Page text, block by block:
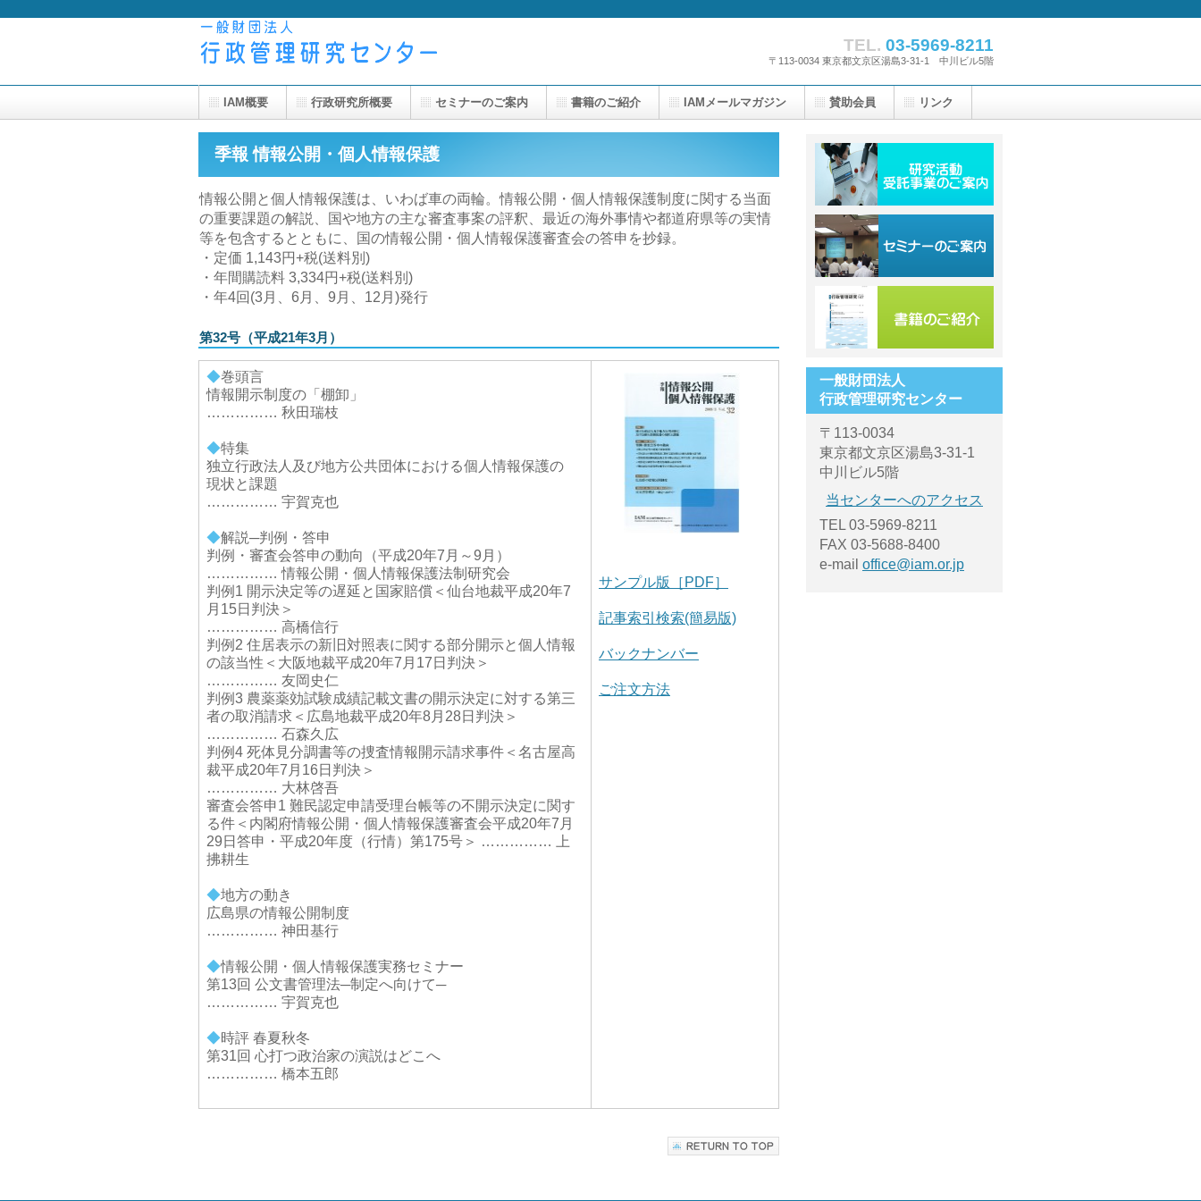
TEL. 03-5969-8211
〒113-0034 東京都文京区湯島3-31-1 中川ビル5階
季報 情報公開・個人情報保護
情報公開と個人情報保護は、いわば車の両輪。情報公開・個人情報保護制度に関する当面
の重要課題の解説、国や地方の主な審査事案の評釈、最近の海外事情や都道府県等の実情
等を包含するとともに、国の情報公開・個人情報保護審査会の答申を抄録。
・定価 1,143円+税(送料別)
・年間購読料 3,334円+税(送料別)
・年4回(3月、6月、9月、12月)発行
第32号（平成21年3月）
◆巻頭言
情報開示制度の「棚卸」
…………… 秋田瑞枝
◆特集
独立行政法人及び地方公共団体における個人情報保護の
現状と課題
…………… 宇賀克也
◆解説─判例・答申
判例・審査会答申の動向（平成20年7月～9月）
…………… 情報公開・個人情報保護法制研究会
判例1 開示決定等の遅延と国家賠償＜仙台地裁平成20年7
月15日判決＞
…………… 高橋信行
判例2 住居表示の新旧対照表に関する部分開示と個人情報
の該当性＜大阪地裁平成20年7月17日判決＞
…………… 友岡史仁
判例3 農薬薬効試験成績記載文書の開示決定に対する第三
者の取消請求＜広島地裁平成20年8月28日判決＞
…………… 石森久広
判例4 死体見分調書等の捜査情報開示請求事件＜名古屋高
裁平成20年7月16日判決＞
…………… 大林啓吾
審査会答申1 難民認定申請受理台帳等の不開示決定に関す
る件＜内閣府情報公開・個人情報保護審査会平成20年7月
29日答申・平成20年度（行情）第175号＞ …………… 上
拂耕生
◆地方の動き
広島県の情報公開制度
…………… 神田基行
◆情報公開・個人情報保護実務セミナー
第13回 公文書管理法─制定へ向けて─
…………… 宇賀克也
◆時評 春夏秋冬
第31回 心打つ政治家の演説はどこへ
…………… 橋本五郎
サンプル版［PDF］
記事索引検索(簡易版)
バックナンバー
ご注文方法
IAM概要 行政研究所概要 セミナーのご案内 書籍のご紹介 IAMメールマガジン 賛助会員 リンク
一般財団法人
行政管理研究センター
〒113-0034
東京都文京区湯島3-31-1
中川ビル5階
当センターへのアクセス
TEL 03-5969-8211
FAX 03-5688-8400
e-mail office@iam.or.jp